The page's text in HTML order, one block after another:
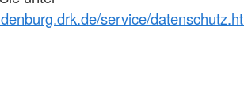
service/